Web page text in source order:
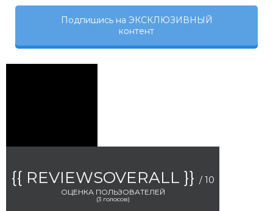
Подпишись на ЭКСКЛЮЗИВНЫЙ
контент
{{ REVIEWSOVERALL }} / 10
ОЦЕНКА ПОЛЬЗОВАТЕЛЕЙ
(3голосов)